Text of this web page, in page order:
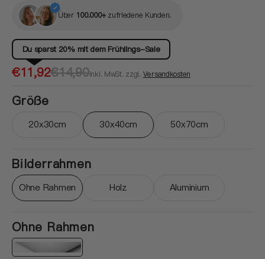
Über 100.000+zufriedene Kunden.
Du sparst 20% mit dem Frühlings-Sale
Verkaufspreis
€11,92
Normaler€14,90inkl. MwSt. zzgl. Versandkosten
Größe
20x30cmVariante ausverkauft oder nicht verfügbar
30x40cmVariante ausverkauft oder nicht
50x70cm
Variante
Bilderrahmen
Ohne RahmenVariante ausverkauft oder nicht verfügbar
HolzVariante ausverkauft oder nicht
Aluminium
Variante
Ohne Rahmen